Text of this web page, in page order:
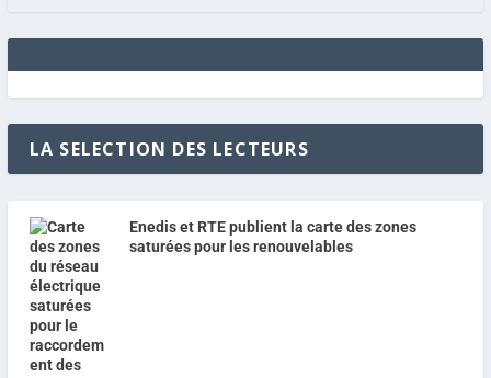
LA SELECTION DES LECTEURS
Enedis et RTE publient la carte des zones
saturées pour les renouvelables